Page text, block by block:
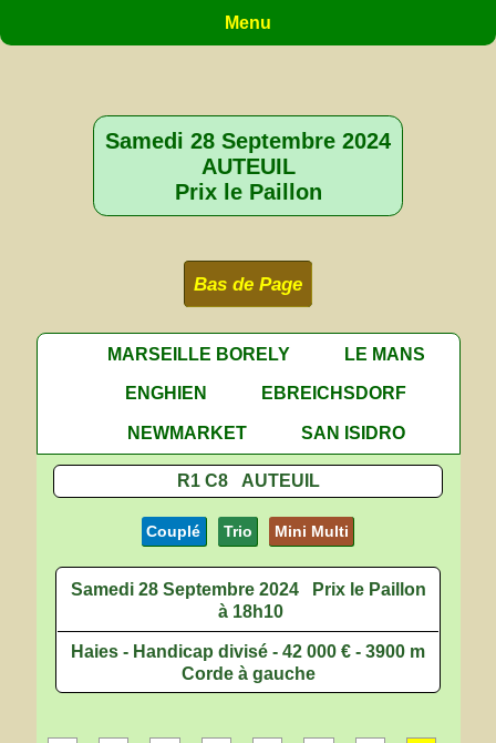
Menu
Samedi 28 Septembre 2024
AUTEUIL
Prix le Paillon
Bas de Page
MARSEILLE BORELY
LE MANS
ENGHIEN
EBREICHSDORF
NEWMARKET
SAN ISIDRO
R1 C8 AUTEUIL
Couplé Trio Mini Multi
Samedi 28 Septembre 2024
Prix le Paillon
à 18h10
Haies - Handicap divisé - 42 000 € - 3900 m
Corde à gauche